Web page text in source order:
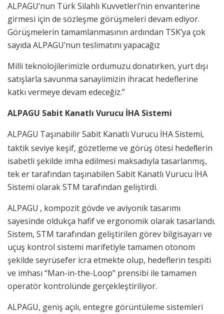
ALPAGU’nun Türk Silahlı Kuvvetleri’nin envanterine
girmesi için de sözleşme görüşmeleri devam ediyor.
Görüşmelerin tamamlanmasının ardından TSK’ya çok
sayıda ALPAGU’nun teslimatını yapacağız
Milli teknolojilerimizle ordumuzu donatırken, yurt dışı
satışlarla savunma sanayiimizin ihracat hedeflerine
katkı vermeye devam edeceğiz.”
ALPAGU Sabit Kanatlı Vurucu İHA Sistemi
ALPAGU Taşınabilir Sabit Kanatlı Vurucu İHA Sistemi,
taktik seviye keşif, gözetleme ve görüş ötesi hedeﬂerin
isabetli şekilde imha edilmesi maksadıyla tasarlanmış,
tek er tarafından taşınabilen Sabit Kanatlı Vurucu İHA
Sistemi olarak STM tarafından geliştirdi.
ALPAGU , kompozit gövde ve aviyonik tasarımı
sayesinde oldukça hafif ve ergonomik olarak tasarlandı.
Sistem, STM tarafından geliştirilen görev bilgisayarı ve
uçuş kontrol sistemi marifetiyle tamamen otonom
şekilde seyrüsefer icra etmekte olup, hedeflerin tespiti
ve imhası “Man-in-the-Loop” prensibi ile tamamen
operatör kontrolünde gerçekleştiriliyor.
ALPAGU, geniş açılı, entegre görüntüleme sistemleri